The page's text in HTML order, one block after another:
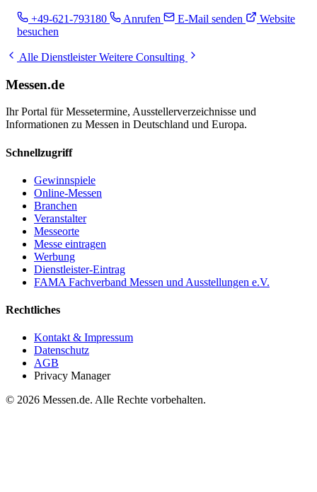
+49-621-793180 Anrufen E-Mail senden
Website
besuchen
Alle DienstleisterWeitere Consulting
Messen.de
Ihr Portal für Messetermine, Ausstellerverzeichnisse und
Informationen zu Messen in Deutschland und Europa.
Schnellzugriff
Gewinnspiele
Online-Messen
Branchen
Veranstalter
Messeorte
Messe eintragen
Werbung
Dienstleister-Eintrag
FAMA Fachverband Messen und Ausstellungen e.V.
Rechtliches
Kontakt & Impressum
Datenschutz
AGB
Privacy Manager
© 2026 Messen.de. Alle Rechte vorbehalten.